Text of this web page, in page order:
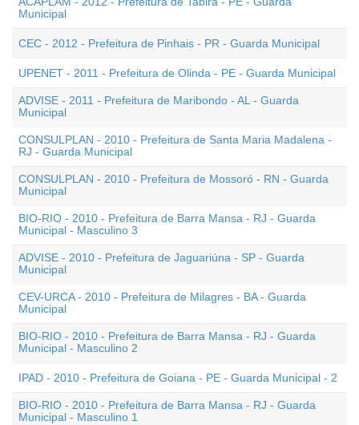
Municipal
CEC - 2012 - Prefeitura de Pinhais - PR - Guarda Municipal
UPENET - 2011 - Prefeitura de Olinda - PE - Guarda Municipal
ADVISE - 2011 - Prefeitura de Maribondo - AL - Guarda
Municipal
CONSULPLAN - 2010 - Prefeitura de Santa Maria Madalena -
RJ - Guarda Municipal
CONSULPLAN - 2010 - Prefeitura de Mossoró - RN - Guarda
Municipal
BIO-RIO - 2010 - Prefeitura de Barra Mansa - RJ - Guarda
Municipal - Masculino 3
ADVISE - 2010 - Prefeitura de Jaguariúna - SP - Guarda
Municipal
CEV-URCA - 2010 - Prefeitura de Milagres - BA - Guarda
Municipal
BIO-RIO - 2010 - Prefeitura de Barra Mansa - RJ - Guarda
Municipal - Masculino 2
IPAD - 2010 - Prefeitura de Goiana - PE - Guarda Municipal - 2
BIO-RIO - 2010 - Prefeitura de Barra Mansa - RJ - Guarda
Municipal - Masculino 1